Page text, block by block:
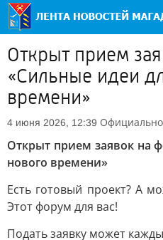
Открыт прием
«Сильные идеи
времени»
4 июня 2026, 12:39 Официально
Открыт прием заявок на
нового времени»
Есть готовый проект? А
Этот форум для вас!
Подать заявку может